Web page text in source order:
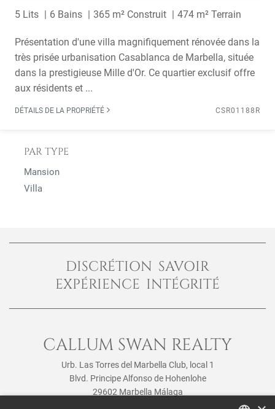
5 Lits 6 Bains 365 m² Construit 474 m² Terrain
Présentation d'une villa magnifiquement rénovée dans la
très prisée urbanisation Casablanca de Marbella, située
dans la prestigieuse Mille d'Or. Ce quartier exclusif offre
aux résidents et ...
DÉTAILS DE LA PROPRIÉTÉ CSR01188R
PAR TYPE
Mansion
Villa
DISCRÉTION SAVOIR
EXPÉRIENCE INTÉGRITÉ
CALLUM SWAN REALTY
Urb. Las Torres del Marbella Club, local 1
Blvd. Principe Alfonso de Hohenlohe
29602 Marbella Málaga